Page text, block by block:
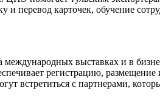
перевод карточек, обучение
выставках и в
регистрацию, размещение
встретиться с партнерами,